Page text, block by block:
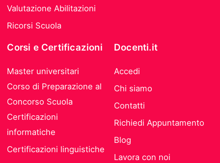
Valutazione Abilitazioni
Ricorsi Scuola
Corsi e Certificazioni
Master universitari
Corso di Preparazione al
Concorso Scuola
Certificazioni
informatiche
Certificazioni linguistiche
Docenti.it
Accedi
Chi siamo
Contatti
Richiedi Appuntamento
Blog
Lavora con noi